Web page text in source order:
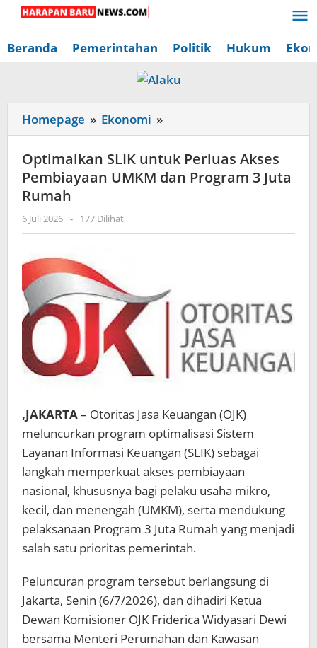
Lewati
konten
Beranda Pemerintahan Politik Hukum
Homepage » Ekonomi »
SLIK
untuk
Perluas
Juta
Rumah
Optimalkan SLIK untuk Perluas Akses
Pembiayaan UMKM dan Program 3 Juta
Rumah
6 Juli 2026 oleh
Redaksi
Baru
News
- 177 Dilihat
,JAKARTA– Otoritas Jasa Keuangan (OJK)
meluncurkan program optimalisasi Sistem
Layanan Informasi Keuangan (SLIK) sebagai
langkah memperkuat akses pembiayaan
nasional, khususnya bagi pelaku usaha mikro,
kecil, dan menengah (UMKM), serta mendukung
pelaksanaan Program 3 Juta Rumah yang menjadi
salah satu prioritas pemerintah.
Peluncuran program tersebut berlangsung di
Jakarta, Senin (6/7/2026), dan dihadiri Ketua
Dewan Komisioner OJK Friderica Widyasari Dewi
bersama Menteri Perumahan dan Kawasan